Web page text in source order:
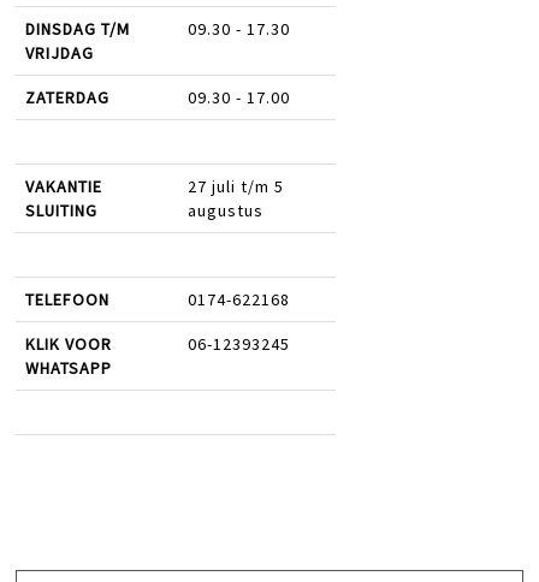
DINSDAG T/M
VRIJDAG
09.30 - 17.30
ZATERDAG 09.30 - 17.00
VAKANTIE
SLUITING
27 juli t/m 5
augustus
TELEFOON 0174-622168
KLIK VOOR
WHATSAPP
06-12393245